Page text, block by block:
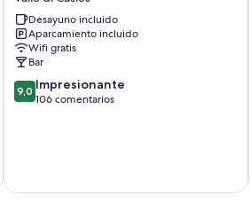
Valle
di
Casies
Desayuno incluido
Aparcamiento incluido
Wifi gratis
Bar
9.0
sobre
9,0 Impresionante
106 comentarios